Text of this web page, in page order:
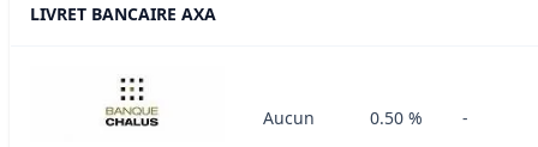
LIVRET BANCAIRE AXA
Aucun 0.50 % -